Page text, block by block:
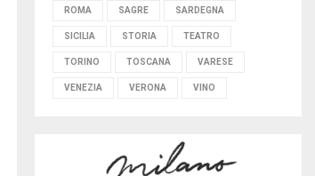
ROMA SAGRE SARDEGNA
SICILIA STORIA TEATRO
TORINO TOSCANA VARESE
VENEZIA VERONA VINO